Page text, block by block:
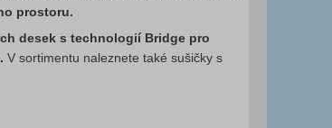
prostoru.
desek s technologií Bridge pro
V sortimentu naleznete také sušičky s